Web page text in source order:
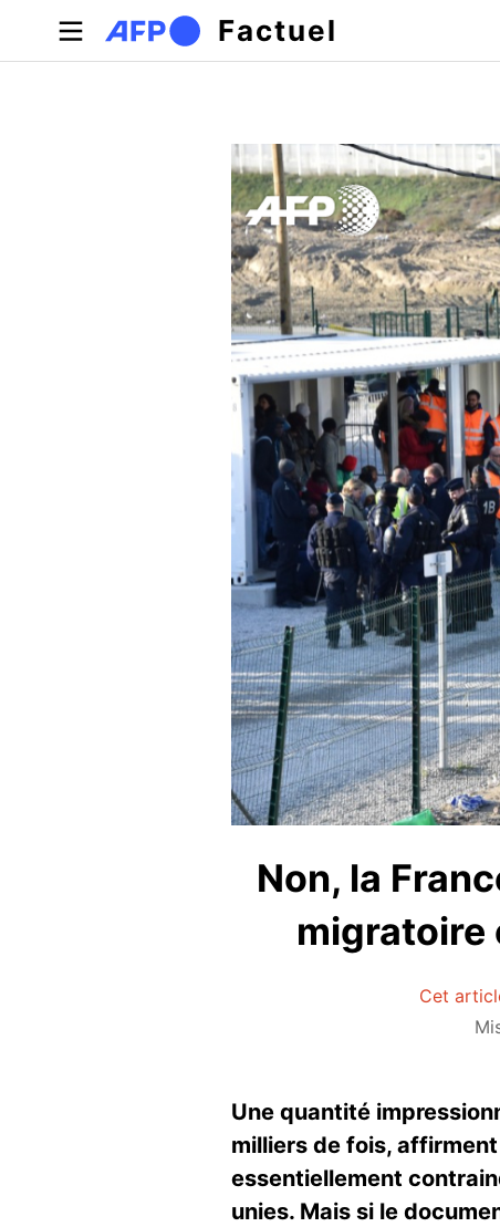
Aller au contenu principal
Factuel
Onglets principaux
Non, la
migratoire
Cet
Une quantité
milliers de fois,
essentiellement
unies. Mais si le